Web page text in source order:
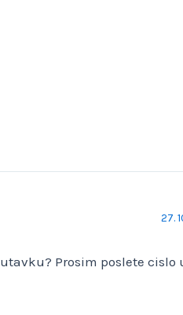
27.
Prosim poslete cislo